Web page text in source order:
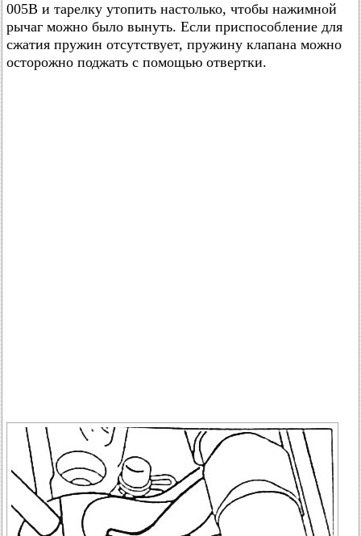
005В и тарелку утопить настолько, чтобы нажимной
рычаг можно было вынуть. Если приспособление для
сжатия пружин отсутствует, пружину клапана можно
осторожно поджать с помощью отвертки.